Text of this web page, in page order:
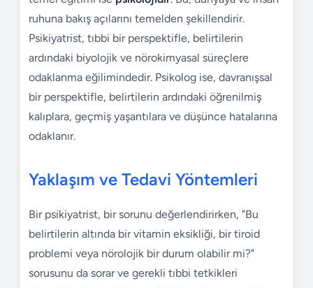
ruhuna bakış açılarını temelden şekillendirir.
Psikiyatrist, tıbbi bir perspektifle, belirtilerin
ardındaki biyolojik ve nörokimyasal süreçlere
odaklanma eğilimindedir. Psikolog ise, davranışsal
bir perspektifle, belirtilerin ardındaki öğrenilmiş
kalıplara, geçmiş yaşantılara ve düşünce hatalarına
odaklanır.
Yaklaşım ve Tedavi Yöntemleri
Bir psikiyatrist, bir sorunu değerlendirirken, "Bu
belirtilerin altında bir vitamin eksikliği, bir tiroid
problemi veya nörolojik bir durum olabilir mi?"
sorusunu da sorar ve gerekli tıbbi tetkikleri